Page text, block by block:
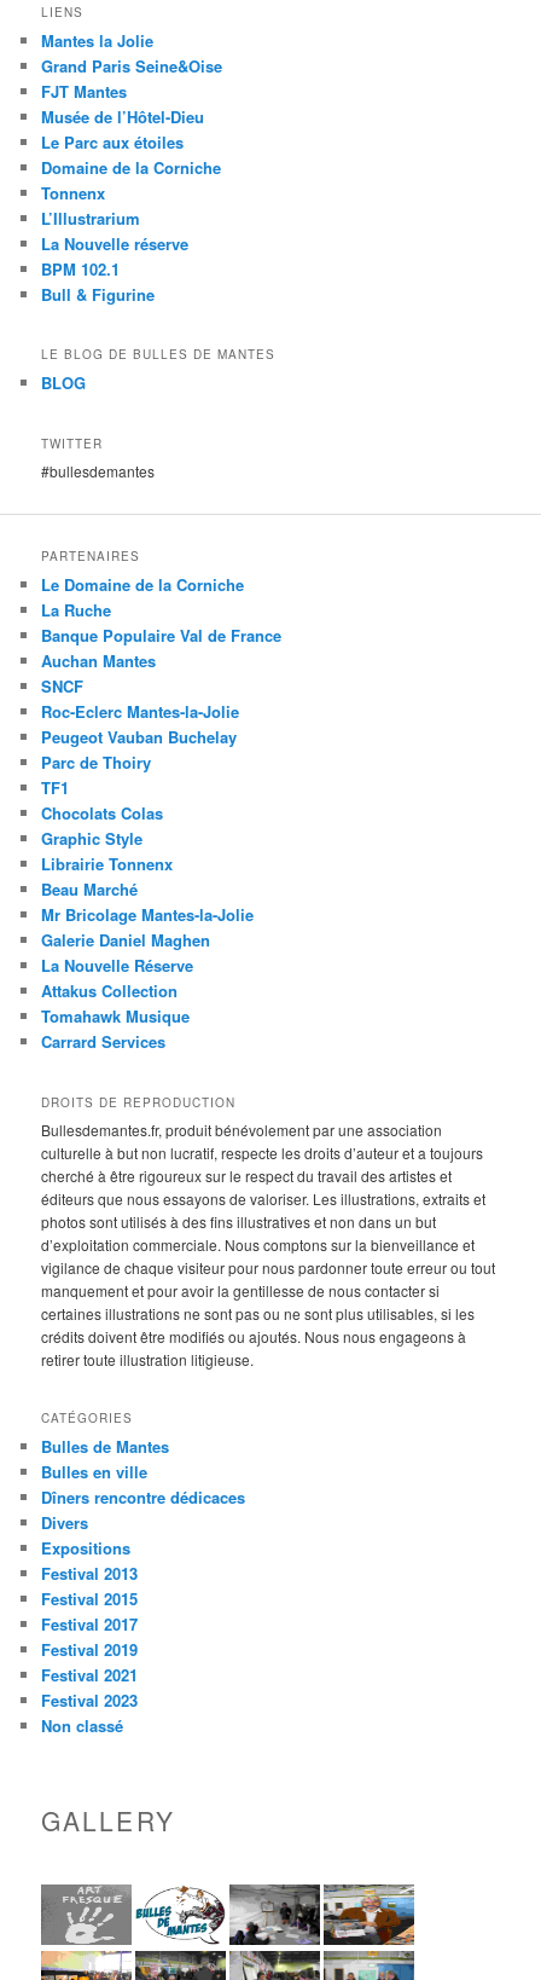
LIENS
Mantes la Jolie
Grand Paris Seine&Oise
FJT Mantes
Musée de l’Hôtel-Dieu
Le Parc aux étoiles
Domaine de la Corniche
Tonnenx
L’Illustrarium
La Nouvelle réserve
BPM 102.1
Bull & Figurine
LE BLOG DE BULLES DE MANTES
BLOG
TWITTER
#bullesdemantes
PARTENAIRES
Le Domaine de la Corniche
La Ruche
Banque Populaire Val de France
Auchan Mantes
SNCF
Roc-Eclerc Mantes-la-Jolie
Peugeot Vauban Buchelay
Parc de Thoiry
TF1
Chocolats Colas
Graphic Style
Librairie Tonnenx
Beau Marché
Mr Bricolage Mantes-la-Jolie
Galerie Daniel Maghen
La Nouvelle Réserve
Attakus Collection
Tomahawk Musique
Carrard Services
DROITS DE REPRODUCTION
Bullesdemantes.fr, produit bénévolement par une association
culturelle à but non lucratif, respecte les droits d’auteur et a toujours
cherché à être rigoureux sur le respect du travail des artistes et
éditeurs que nous essayons de valoriser. Les illustrations, extraits et
photos sont utilisés à des fins illustratives et non dans un but
d’exploitation commerciale. Nous comptons sur la bienveillance et
vigilance de chaque visiteur pour nous pardonner toute erreur ou tout
manquement et pour avoir la gentillesse de nous contacter si
certaines illustrations ne sont pas ou ne sont plus utilisables, si les
crédits doivent être modifiés ou ajoutés. Nous nous engageons à
retirer toute illustration litigieuse.
CATÉGORIES
Bulles de Mantes
Bulles en ville
Dîners rencontre dédicaces
Divers
Expositions
Festival 2013
Festival 2015
Festival 2017
Festival 2019
Festival 2021
Festival 2023
Non classé
GALLERY